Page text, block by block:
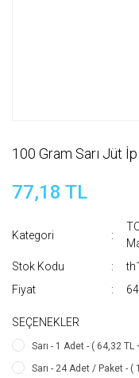
100 Gram Sarı Jüt İp
77,18 TL
Kategori
Stok Kodu
Fiyat
SEÇENEKLER
Sarı - 1 Adet - ( 64,32 TL
Sarı - 24 Adet / Paket - (